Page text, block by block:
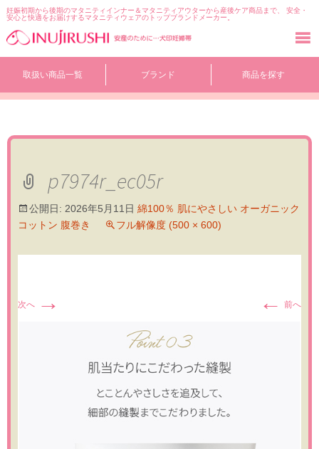
妊娠初期から後期のマタニティインナー＆マタニティアウターから産後ケア商品まで、 安全・
安心と快適をお届けするマタニティウェアのトップブランドメーカー。
テ
取扱い商品一覧 ブランド 商品を探す
p7974r_ec05r
公開日: 2026年5月11日 綿100％ 肌にやさしい オーガニック
コットン 腹巻き
フル解像度 (500 × 600)
← 前へ
次へ →